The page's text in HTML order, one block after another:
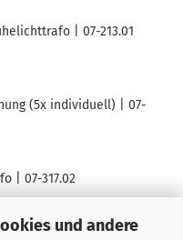
und andere
| 07-213.01
(5x individuell) | 07-
| 07-317.02